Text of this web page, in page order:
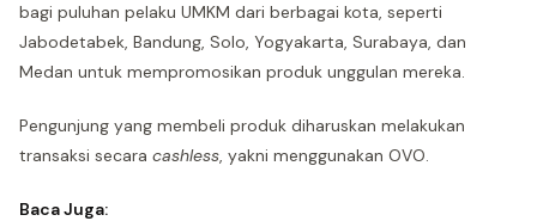
bagi puluhan pelaku UMKM dari berbagai kota, seperti
Jabodetabek, Bandung, Solo, Yogyakarta, Surabaya, dan
Medan untuk mempromosikan produk unggulan mereka.
Pengunjung yang membeli produk diharuskan melakukan
transaksi secara cashless, yakni menggunakan OVO.
Baca Juga: